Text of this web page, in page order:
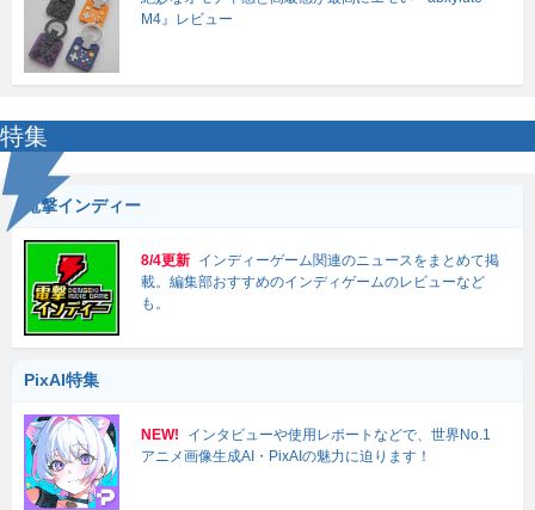
M4』レビュー
特集
電撃インディー
8/4更新 インディーゲーム関連のニュースをまとめて掲
載。編集部おすすめのインディゲームのレビューなど
も。
PixAI特集
NEW!
インタビューや使用レポートなどで、世界No.1
アニメ画像生成AI・PixAIの魅力に迫ります！